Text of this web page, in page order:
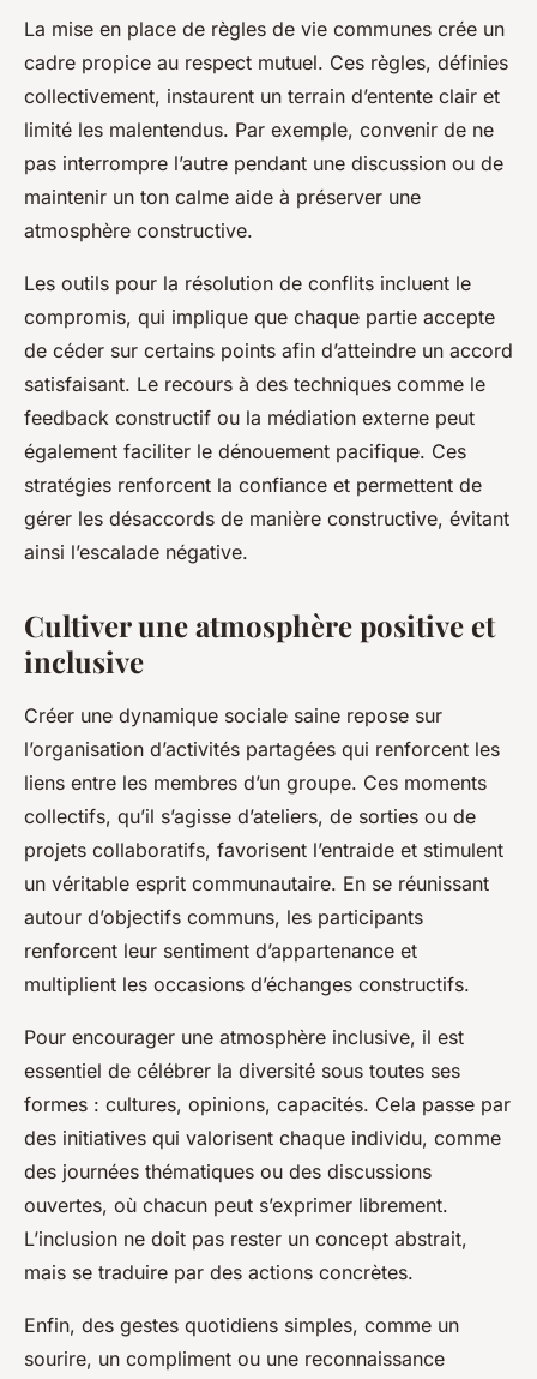
La mise en place de règles de vie communes crée un
cadre propice au respect mutuel. Ces règles, définies
collectivement, instaurent un terrain d’entente clair et
limité les malentendus. Par exemple, convenir de ne
pas interrompre l’autre pendant une discussion ou de
maintenir un ton calme aide à préserver une
atmosphère constructive.
Les outils pour la résolution de conflits incluent le
compromis, qui implique que chaque partie accepte
de céder sur certains points afin d’atteindre un accord
satisfaisant. Le recours à des techniques comme le
feedback constructif ou la médiation externe peut
également faciliter le dénouement pacifique. Ces
stratégies renforcent la confiance et permettent de
gérer les désaccords de manière constructive, évitant
ainsi l’escalade négative.
Cultiver une atmosphère positive et
inclusive
Créer une dynamique sociale saine repose sur
l’organisation d’activités partagées qui renforcent les
liens entre les membres d’un groupe. Ces moments
collectifs, qu’il s’agisse d’ateliers, de sorties ou de
projets collaboratifs, favorisent l’entraide et stimulent
un véritable esprit communautaire. En se réunissant
autour d’objectifs communs, les participants
renforcent leur sentiment d’appartenance et
multiplient les occasions d’échanges constructifs.
Pour encourager une atmosphère inclusive, il est
essentiel de célébrer la diversité sous toutes ses
formes : cultures, opinions, capacités. Cela passe par
des initiatives qui valorisent chaque individu, comme
des journées thématiques ou des discussions
ouvertes, où chacun peut s’exprimer librement.
L’inclusion ne doit pas rester un concept abstrait,
mais se traduire par des actions concrètes.
Enfin, des gestes quotidiens simples, comme un
sourire, un compliment ou une reconnaissance